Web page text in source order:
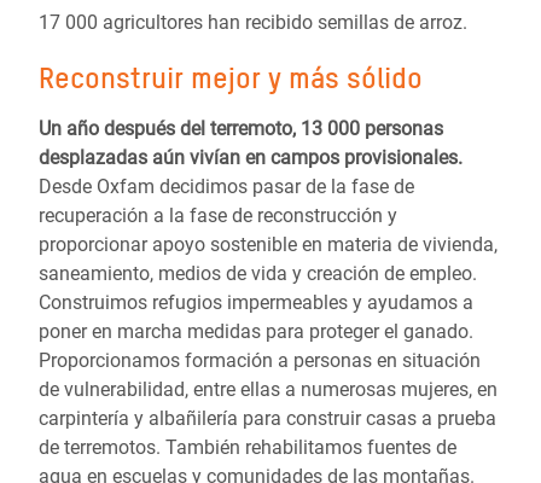
17 000 agricultores han recibido semillas de arroz.
Reconstruir mejor y más sólido
Un año después del terremoto, 13 000 personas
desplazadas aún vivían en campos provisionales.
Desde Oxfam decidimos pasar de la fase de
recuperación a la fase de reconstrucción y
proporcionar apoyo sostenible en materia de vivienda,
saneamiento, medios de vida y creación de empleo.
Construimos refugios impermeables y ayudamos a
poner en marcha medidas para proteger el ganado.
Proporcionamos formación a personas en situación
de vulnerabilidad, entre ellas a numerosas mujeres, en
carpintería y albañilería para construir casas a prueba
de terremotos. También rehabilitamos fuentes de
agua en escuelas y comunidades de las montañas.